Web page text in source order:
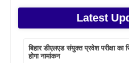
Latest
बिहार डीएलएड संयुक्त प्रवेश परीक्षा का
होगा नामांकन